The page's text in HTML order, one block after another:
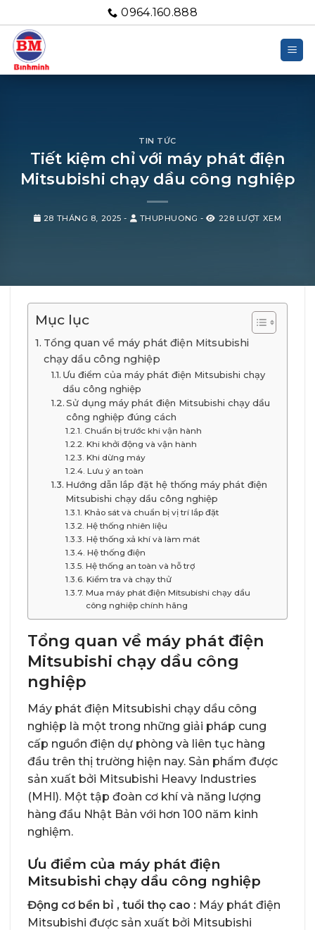
qua
nội
dung
0964.160.888
TIN TỨC
Tiết kiệm chỉ với máy phát điện
Mitsubishi chạy dầu công nghiệp
28 THÁNG 8, 2025 - THUPHUONG - 228 LƯỢT XEM
Mục lục
Tổng quan về máy phát điện Mitsubishi
chạy dầu công nghiệp
Ưu điểm của máy phát điện Mitsubishi chạy
dầu công nghiệp
Sử dụng máy phát điện Mitsubishi chạy dầu
công nghiệp đúng cách
Chuẩn bị trước khi vận hành
Khi khởi động và vận hành
Khi dừng máy
Lưu ý an toàn
Hướng dẫn lắp đặt hệ thống máy phát điện
Mitsubishi chạy dầu công nghiệp
Khảo sát và chuẩn bị vị trí lắp đặt
Hệ thống nhiên liệu
Hệ thống xả khí và làm mát
Hệ thống điện
Hệ thống an toàn và hỗ trợ
Kiểm tra và chạy thử
Mua máy phát điện Mitsubishi chạy dầu
công nghiệp chính hãng
Tổng quan về máy phát điện
Mitsubishi chạy dầu công
nghiệp
Máy phát điện Mitsubishi chạy dầu công
nghiệp là một trong những giải pháp cung
cấp nguồn điện dự phòng và liên tục hàng
đầu trên thị trường hiện nay. Sản phẩm được
sản xuất bởi Mitsubishi Heavy Industries
(MHI). Một tập đoàn cơ khí và năng lượng
hàng đầu Nhật Bản với hơn 100 năm kinh
nghiệm.
Ưu điểm của máy phát điện
Mitsubishi chạy dầu công nghiệp
Động cơ bền bỉ , tuổi thọ cao : Máy phát điện
Mitsubishi được sản xuất bởi Mitsubishi